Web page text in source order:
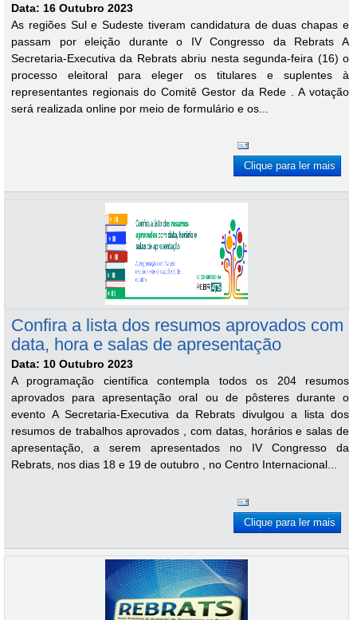
Data: 16 Outubro 2023
As regiões Sul e Sudeste tiveram candidatura de duas chapas e
passam por eleição durante o IV Congresso da Rebrats A
Secretaria-Executiva da Rebrats abriu nesta segunda-feira (16) o
processo eleitoral para eleger os titulares e suplentes à
representantes regionais do Comitê Gestor da Rede . A votação
será realizada online por meio de formulário e os...
Clique para ler mais
Confira a lista dos resumos aprovados com
data, hora e salas de apresentação
Data: 10 Outubro 2023
A programação científica contempla todos os 204 resumos
aprovados para apresentação oral ou de pôsteres durante o
evento A Secretaria-Executiva da Rebrats divulgou a lista dos
resumos de trabalhos aprovados , com datas, horários e salas de
apresentação, a serem apresentados no IV Congresso da
Rebrats, nos dias 18 e 19 de outubro , no Centro Internacional...
Clique para ler mais